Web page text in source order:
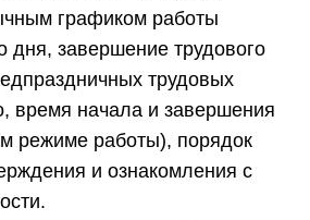
графиком работы
дня, завершение трудового
трудовых
время начала и завершения
режиме работы), порядок
и ознакомления с